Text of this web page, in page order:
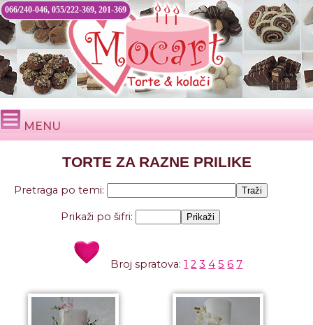
MENU
TORTE ZA RAZNE PRILIKE
Pretraga po temi:
Prikaži po šifri:
Broj spratova:1 2 3 4 5 6 7
066/240-046, 055/222-369, 201-369